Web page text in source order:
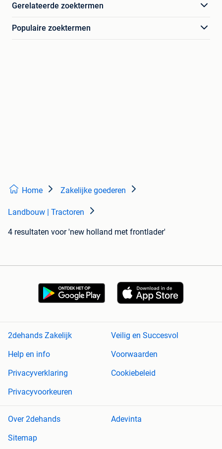
Gerelateerde zoektermen
Populaire zoektermen
Home Zakelijke goederen
Landbouw | Tractoren
4 resultaten voor 'new holland met frontlader'
2dehands Zakelijk
Veilig en Succesvol
Help en info
Voorwaarden
Privacyverklaring
Cookiebeleid
Privacyvoorkeuren
Over 2dehands
Adevinta
Sitemap